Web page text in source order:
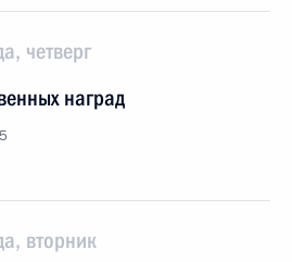
четверг
наград
вторник